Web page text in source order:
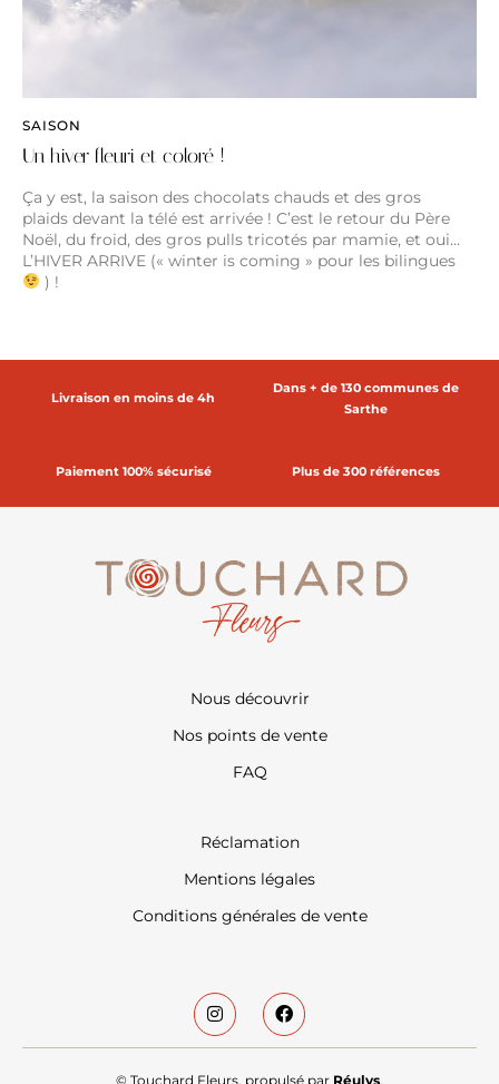
SAISON
Un hiver fleuri et coloré !
Ça y est, la saison des chocolats chauds et des gros
plaids devant la télé est arrivée ! C’est le retour du Père
Noël, du froid, des gros pulls tricotés par mamie, et oui…
L’HIVER ARRIVE (« winter is coming » pour les bilingues
) !
Livraison en moins de 4h
Dans + de 130 communes de
Sarthe
Paiement 100% sécurisé Plus de 300 références
Nous découvrir
Nos points de vente
FAQ
Réclamation
Mentions légales
Conditions générales de vente
© Touchard Fleurs, propulsé par Réulys.